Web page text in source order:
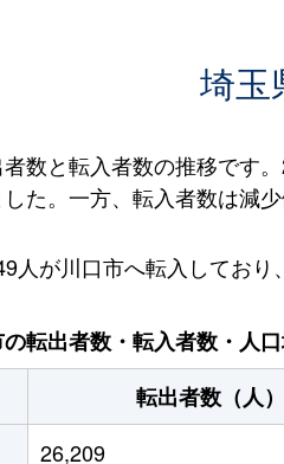
埼玉
数と転入者数の推移です
た。一方、転入者数は減
人が川口市へ転入しており
転出者数・転入者数・人
転出者数（人）
26,209